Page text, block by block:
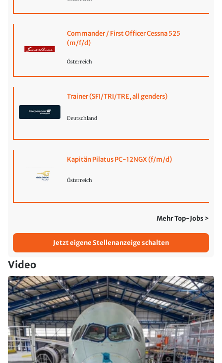
Commander / First Officer Cessna 525
(m/f/d)
Österreich
Trainer (SFI/TRI/TRE, all genders)
Deutschland
Kapitän Pilatus PC-12NGX (f/m/d)
Österreich
Mehr Top-Jobs >
Jetzt eigene Stellenanzeige schalten
Video